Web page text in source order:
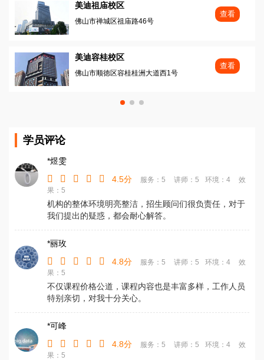
美迪祖庙校区
佛山市禅城区祖庙路46号
查看
美迪容桂校区
佛山市顺徳区容桂桂洲大道西1号
查看
学员评论
*煜雯
4.5分
服务：5 讲师：5 环境：4
效
果：5
机构的整体环境明亮整洁，招生顾问们很负责任，对于
我们提出的疑惑，都会耐心解答。
*丽玫
4.8分
服务：5 讲师：5 环境：4
效
果：5
不仅课程价格公道，课程内容也是丰富多样，工作人员
特别亲切，对我十分关心。
*可峰
4.8分
服务：5 讲师：5 环境：4
效
果：5